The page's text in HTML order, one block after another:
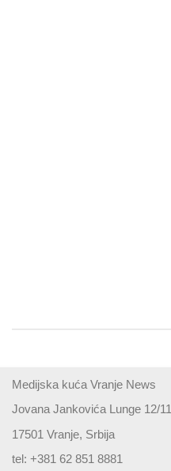
Medijska kuća Vranje News
Jovana Jankovića Lunge 12/11
17501 Vranje, Srbija
tel: +381 62 851 8881